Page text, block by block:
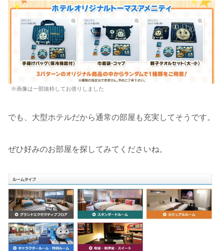
※画像は一部抜粋してお借りしました
でも、大型ホテルだから通常の部屋も充実してそうです。
ぜひ好みのお部屋を探してみてくださいね。